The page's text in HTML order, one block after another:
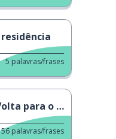
5 palavras/frases
para o Futuro
56 palavras/frases